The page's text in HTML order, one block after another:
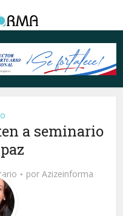
a seminario
por Azizeinforma